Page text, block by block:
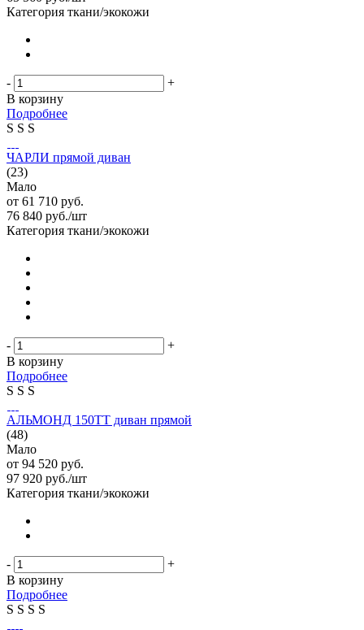
Категория ткани/экокожи
-
+
В корзину
Подробнее
S S S
ЧАРЛИ прямой диван
(23)
Мало
от 61 710 руб.
76 840 руб./шт
Категория ткани/экокожи
-
+
В корзину
Подробнее
S S S
АЛЬМОНД 150ТТ диван прямой
(48)
Мало
от 94 520 руб.
97 920 руб./шт
Категория ткани/экокожи
-
+
В корзину
Подробнее
S S S S